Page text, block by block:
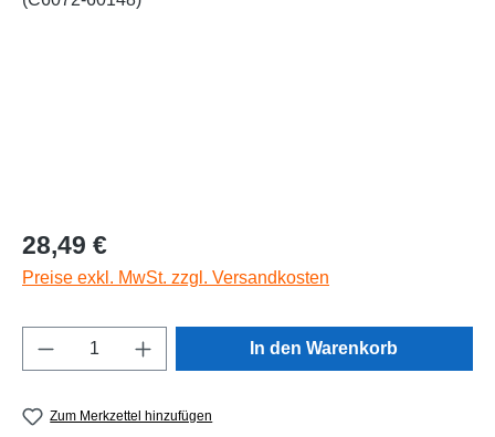
Regulärer Preis:
28,49 €
Preise exkl. MwSt. zzgl. Versandkosten
Produkt Anzahl: Gib den gewünschten
In den Warenkorb
Zum Merkzettel hinzufügen